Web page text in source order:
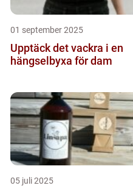
01 september 2025
Upptäck det vackra i en
hängselbyxa för dam
05 juli 2025